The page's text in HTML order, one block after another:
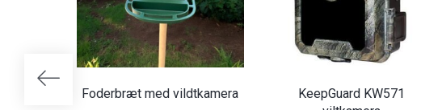
Foderbræt med vildtkamera
KeepGuard KW571